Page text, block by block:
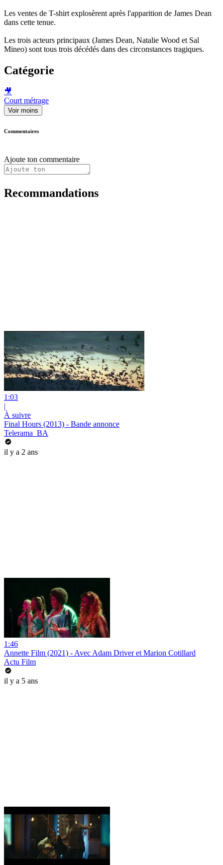
Les ventes de T-shirt explosèrent après l'apparition de James Dean
dans cette tenue.
Les trois acteurs principaux (James Dean, Natalie Wood et Sal
Mineo) sont tous trois décédés dans des circonstances tragiques.
Catégorie
🎥
Court métrage
Voir moins
Commentaires
Ajoute ton commentaire
Recommandations
1:03
|
À suivre
Final Hours (2013) - Bande annonce
Telerama_BA
il y a 2 ans
1:46
Annette Film (2021) - Avec Adam Driver et Marion Cotillard
Actu Film
il y a 5 ans